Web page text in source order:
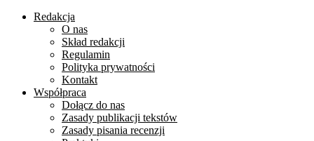
Redakcja
O nas
Skład redakcji
Regulamin
Polityka prywatności
Kontakt
Współpraca
Dołącz do nas
Zasady publikacji tekstów
Zasady pisania recenzji